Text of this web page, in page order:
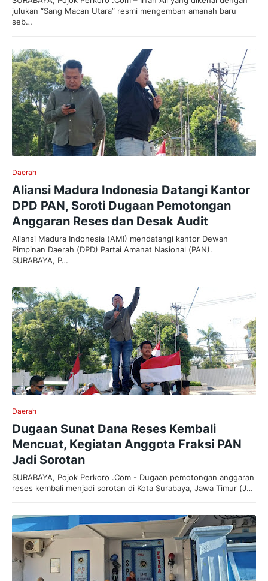
julukan “Sang Macan Utara” resmi mengemban amanah baru
seb…
Daerah
Aliansi Madura Indonesia Datangi Kantor
DPD PAN, Soroti Dugaan Pemotongan
Anggaran Reses dan Desak Audit
Aliansi Madura Indonesia (AMI) mendatangi kantor Dewan
Pimpinan Daerah (DPD) Partai Amanat Nasional (PAN).
SURABAYA, P…
Daerah
Dugaan Sunat Dana Reses Kembali
Mencuat, Kegiatan Anggota Fraksi PAN
Jadi Sorotan
SURABAYA, Pojok Perkoro .Com - Dugaan pemotongan anggaran
reses kembali menjadi sorotan di Kota Surabaya, Jawa Timur (J…